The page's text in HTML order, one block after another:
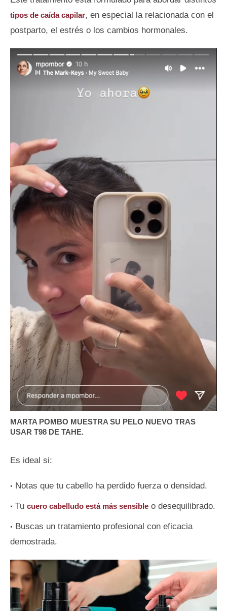
tipos de caída capilar, en especial la relacionada con el
postparto, el estrés o los cambios hormonales.
MARTA POMBO MUESTRA SU PELO NUEVO TRAS
USAR T98 DE TAHE.
Es ideal si:
Notas que tu cabello ha perdido fuerza o densidad.
Tu cuero cabelludo está más sensible o desequilibrado.
Buscas un tratamiento profesional con eficacia
demostrada.